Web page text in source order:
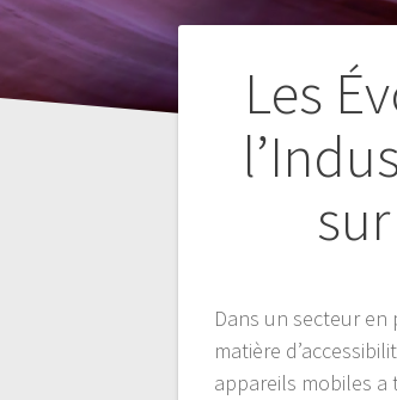
Les
Dans un secteur
matière
appareils mobiles
entradas